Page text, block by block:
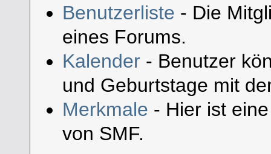
Benutzerliste - Die
eines Forums.
Kalender - Benutzer
und Geburtstage mit
Merkmale - Hier ist
von SMF.